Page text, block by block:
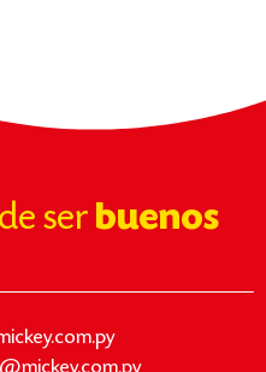
de ser buenos